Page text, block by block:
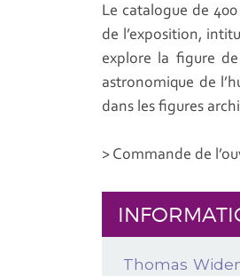
Le catalogue de
de l’exposition,
explore la figure de
astronomique de
dans les figures
> Commande de
Thomas